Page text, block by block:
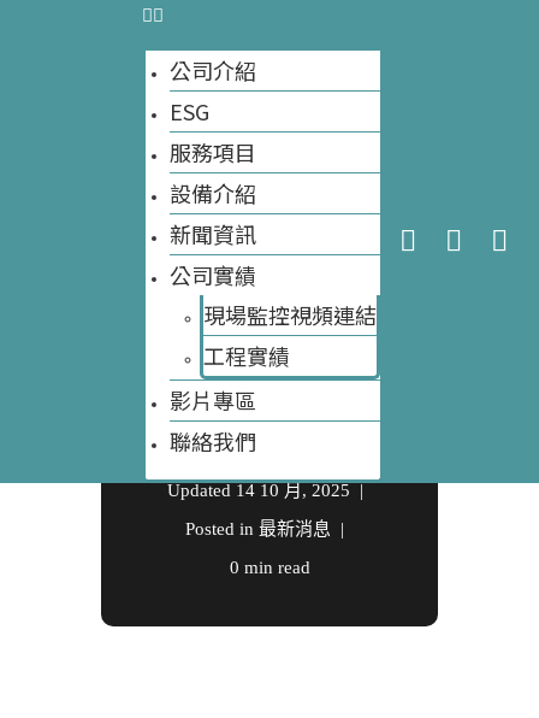
公司介紹
ESG
服務項目
設備介紹
新聞資訊
公司實績
現場監控視頻連結
工程實績​
影片專區
聯絡我們
大自然環保科技
讓你輕鬆變現
土地價值 資料
來源：微宿部
落格專欄
Written by大自然環保
科技
Updated 14 10 月, 2025
Posted in 最新消息
0 min read